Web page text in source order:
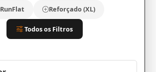
RunFlat Reforçado (XL)
Todos os Filtros